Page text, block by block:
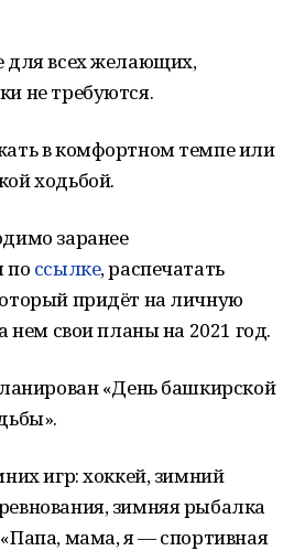
для всех желающих,
не требуются.
в комфортном темпе или
ходьбой.
заранее
по ссылке, распечатать
придёт на личную
нем свои планы на 2021 год.
«День башкирской
игр: хоккей, зимний
зимняя рыбалка
мама, я — спортивная